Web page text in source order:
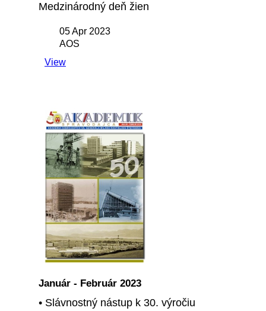
Medzinárodný deň žien
05 Apr 2023
AOS
View
Január - Február 2023
• Slávnostný nástup k 30. výročiu